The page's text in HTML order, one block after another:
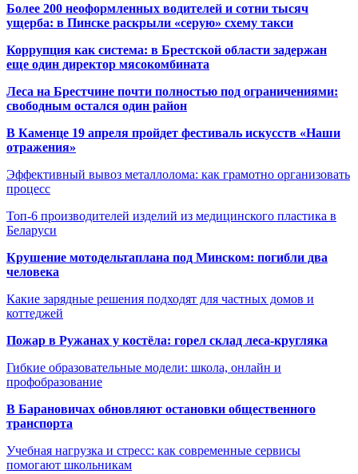
Более 200 неоформленных водителей и сотни тысяч
ущерба: в Пинске раскрыли «серую» схему такси
Коррупция как система: в Брестской области задержан
еще один директор мясокомбината
Леса на Брестчине почти полностью под ограничениями:
свободным остался один район
В Каменце 19 апреля пройдет фестиваль искусств «Наши
отражения»
Эффективный вывоз металлолома: как грамотно организовать
процесс
Топ-6 производителей изделий из медицинского пластика в
Беларуси
Крушение мотодельтаплана под Минском: погибли два
человека
Какие зарядные решения подходят для частных домов и
коттеджей
Пожар в Ружанах у костёла: горел склад леса-кругляка
Гибкие образовательные модели: школа, онлайн и
профобразование
В Барановичах обновляют остановки общественного
транспорта
Учебная нагрузка и стресс: как современные сервисы
помогают школьникам